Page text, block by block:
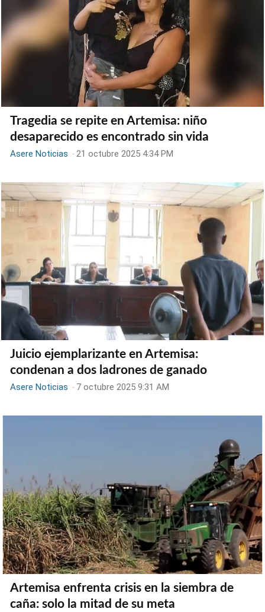
Tragedia se repite en Artemisa: niño
desaparecido es encontrado sin vida
Asere Noticias -21 octubre 2025 4:34 PM
Juicio ejemplarizante en Artemisa:
condenan a dos ladrones de ganado
Asere Noticias - 7 octubre 2025 9:31 AM
Artemisa enfrenta crisis en la siembra de
caña: solo la mitad de su meta